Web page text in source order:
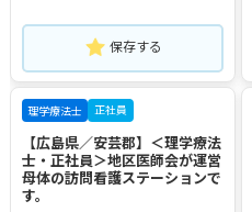
保存する
理学療法士 正社員
【広島県／安芸郡】＜理学療法
士・正社員＞地区医師会が運営
母体の訪問看護ステーションで
す。